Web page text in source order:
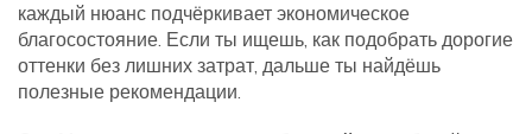
каждый нюанс подчёркивает экономическое
благосостояние. Если ты ищешь, как подобрать дорогие
оттенки без лишних затрат, дальше ты найдёшь
полезные рекомендации.